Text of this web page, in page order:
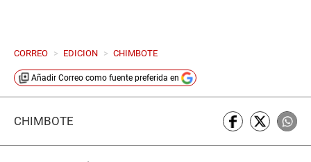
CORREO > EDICION > CHIMBOTE
Añadir Correo como fuente preferida en
CHIMBOTE